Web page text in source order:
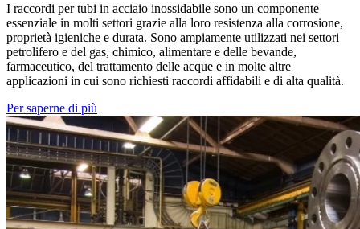
I raccordi per tubi in acciaio inossidabile sono un componente
essenziale in molti settori grazie alla loro resistenza alla corrosione,
proprietà igieniche e durata. Sono ampiamente utilizzati nei settori
petrolifero e del gas, chimico, alimentare e delle bevande,
farmaceutico, del trattamento delle acque e in molte altre
applicazioni in cui sono richiesti raccordi affidabili e di alta qualità.
Per saperne di più